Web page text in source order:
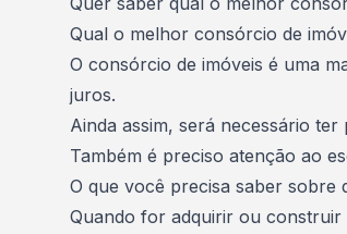
Qual o melhor consórcio de
O consórcio de imóveis é uma
juros.
Ainda assim, será necessário
Também é preciso atenção ao
O que você precisa saber sobre
Quando for adquirir ou